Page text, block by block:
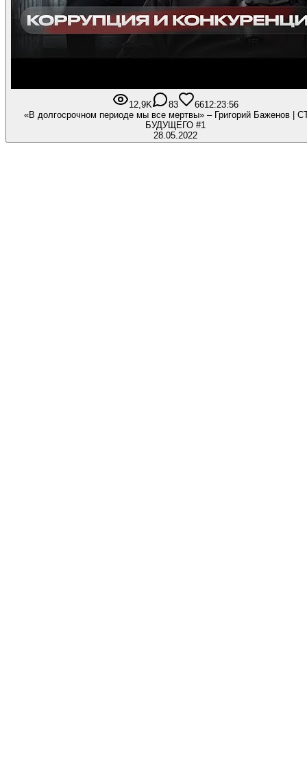
12,9K 83 661 2:23:56
«В долгосрочном периоде мы все мертвы» – Григорий Баженов |
БУДУЩЕГО #1
28.05.2022